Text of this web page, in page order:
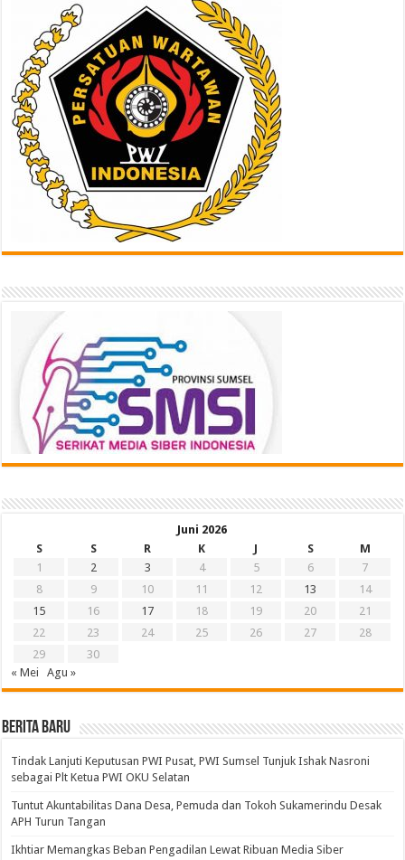
Juni 2026
S
S R K J S
M
1
2 3 4 5 6
7
8
9 10 11 12 13
14
15
16 17 18 19 20
21
22
23 24 25 26 27
28
29
30
« Mei
Agu »
BERITA BARU
Tindak Lanjuti Keputusan PWI Pusat, PWI Sumsel Tunjuk Ishak Nasroni
sebagai Plt Ketua PWI OKU Selatan
Tuntut Akuntabilitas Dana Desa, Pemuda dan Tokoh Sukamerindu Desak
APH Turun Tangan
Ikhtiar Memangkas Beban Pengadilan Lewat Ribuan Media Siber